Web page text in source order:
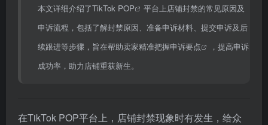
本文详细介绍了TikTok POP
平台上店铺封禁的常见原因及
申诉流程，包括了解封禁原因、准备申诉材料、提交申诉及后
续跟进等步骤，旨在帮助卖家精准把握申诉要点
，提高申诉
成功率，助力店铺重获新生。
在TikTok POP平台上，店铺封禁现象时有发生，给众